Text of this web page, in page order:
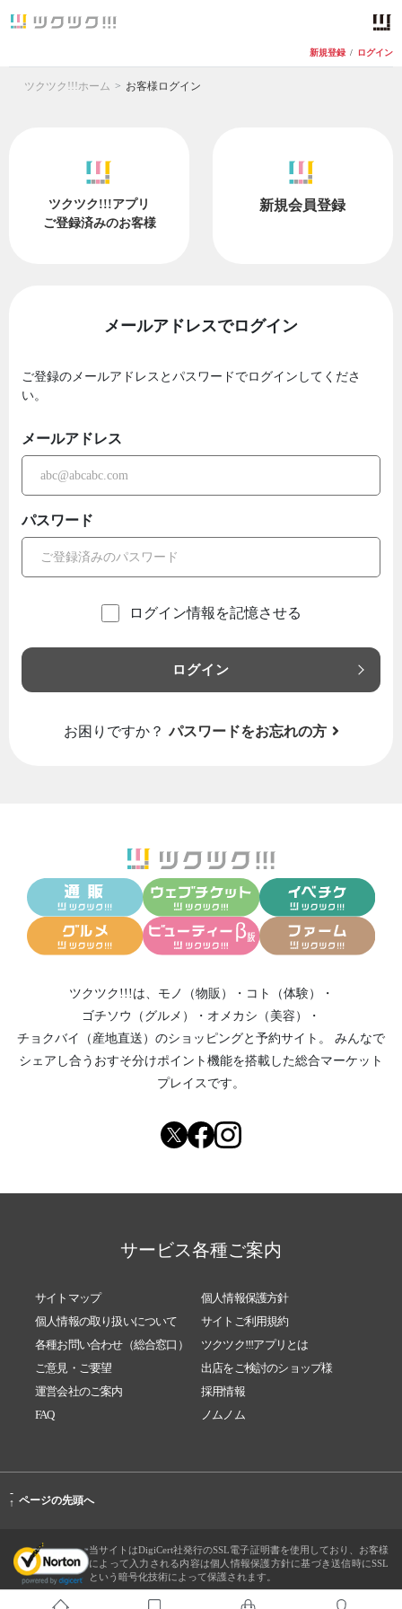
新規登録 / ログイン
ツクツク!!!ホーム お客様ログイン
ツクツク!!!アプリ
ご登録済みのお客様
新規会員登録
メールアドレスでログイン
ご登録のメールアドレスとパスワードでログインしてくださ
い。
メールアドレス
パスワード
ログイン情報を記憶させる
ログイン
お困りですか？ パスワードをお忘れの方
ツクツク!!!は、 モノ（物販） ・ コト（体験）
・
ゴチソウ（グルメ）
・ オメカシ（美容）
・
チョクバイ（産地直送） のショッピングと予約サイト。
みんなで
シェアし合う おすそ分けポイント機能を搭載した総合マーケット
プレイスです。
サービス各種ご案内
サイトマップ
個人情報保護方針
個人情報の取り扱いについて
サイトご利用規約
各種お問い合わせ（総合窓口）
ツクツク!!!アプリとは
ご意見・ご要望
出店をご検討のショップ様
運営会社のご案内
採用情報
FAQ
ノムノム
-
↑ ページの先頭へ
当サイトはDigiCert社発行のSSL電子証明書を使用しており、お客様
によって入力される内容は個人情報保護方針に基づき送信時にSSL
という暗号化技術によって保護されます。